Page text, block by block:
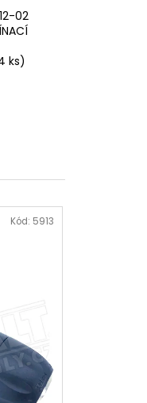
02
ks)
Kód: 5913